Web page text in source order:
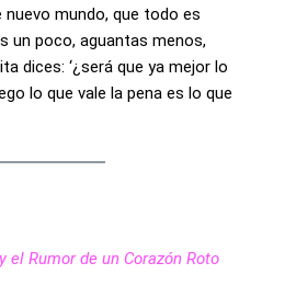
mundo, que todo es
un poco, aguantas menos,
dices: ‘¿será que ya mejor lo
lo que vale la pena es lo que
el Rumor de un Corazón Roto